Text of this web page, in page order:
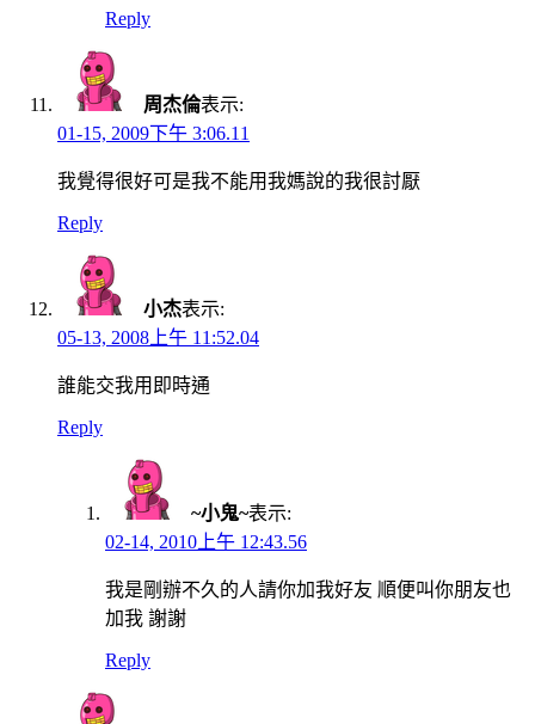
Reply
周杰倫表示:
01-15, 2009下午 3:06.11
我覺得很好可是我不能用我媽說的我很討厭
Reply
小杰表示:
05-13, 2008上午 11:52.04
誰能交我用即時通
Reply
~小鬼~表示:
02-14, 2010上午 12:43.56
我是剛辦不久的人請你加我好友 順便叫你朋友也
加我 謝謝
Reply